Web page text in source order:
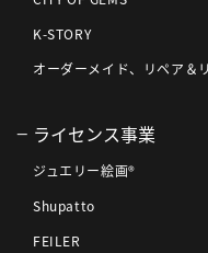
K-STORY
オーダーメイド、リペア＆
ライセンス事業
ジュエリー絵画®
Shupatto
FEILER